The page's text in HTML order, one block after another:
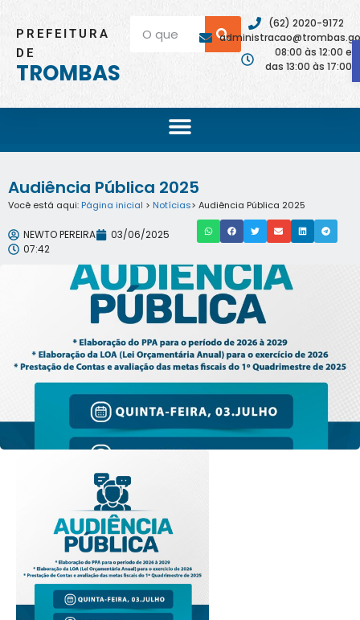
PREFEITURA
DE
TROMBAS
(62) 2020-9172
08:00 às 12:00 e
das 13:00 às 17:00
Audiência Pública 2025
Você está aqui: Página inicial > Notícias> Audiência Pública 2025
NEWTO PEREIRA
03/06/2025
07:42